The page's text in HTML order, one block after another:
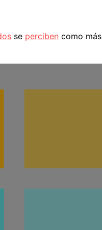
se perciben como más